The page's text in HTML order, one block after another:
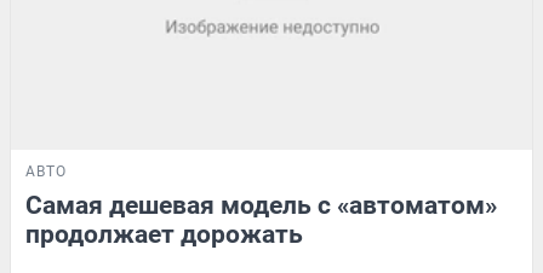
АВТО
Самая дешевая модель с «автоматом»
продолжает дорожать